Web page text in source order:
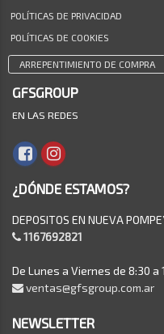
POLÍTICAS DE PRIVACIDAD
POLÍTICAS DE COOKIES
ARREPENTIMIENTO DE COMPRA
GFSGROUP
EN LAS REDES
¿DÓNDE ESTAMOS?
DEPOSITOS EN NUEVA
1167692821
De Lunes a Viernes de 8:30 a
ventas@gfsgroup.com.ar
NEWSLETTER